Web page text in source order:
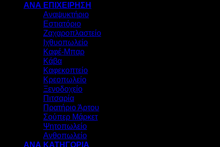
ΑΝΑ ΕΠΙΧΕΙΡΗΣΗ
Αναψυκτήριο
Εστιατόριο
Ζαχαροπλαστείο
Ιχθυοπωλείο
Καφέ-Μπαρ
Κάβα
Καφεκοπτείο
Κρεοπωλείο
Ξενοδοχείο
Πιτσαρία
Πρατήριο Άρτου
Σούπερ Μάρκετ
Ψητοπωλείο
Ανθοπωλείο
ΑΝΑ ΚΑΤΗΓΟΡΙΑ